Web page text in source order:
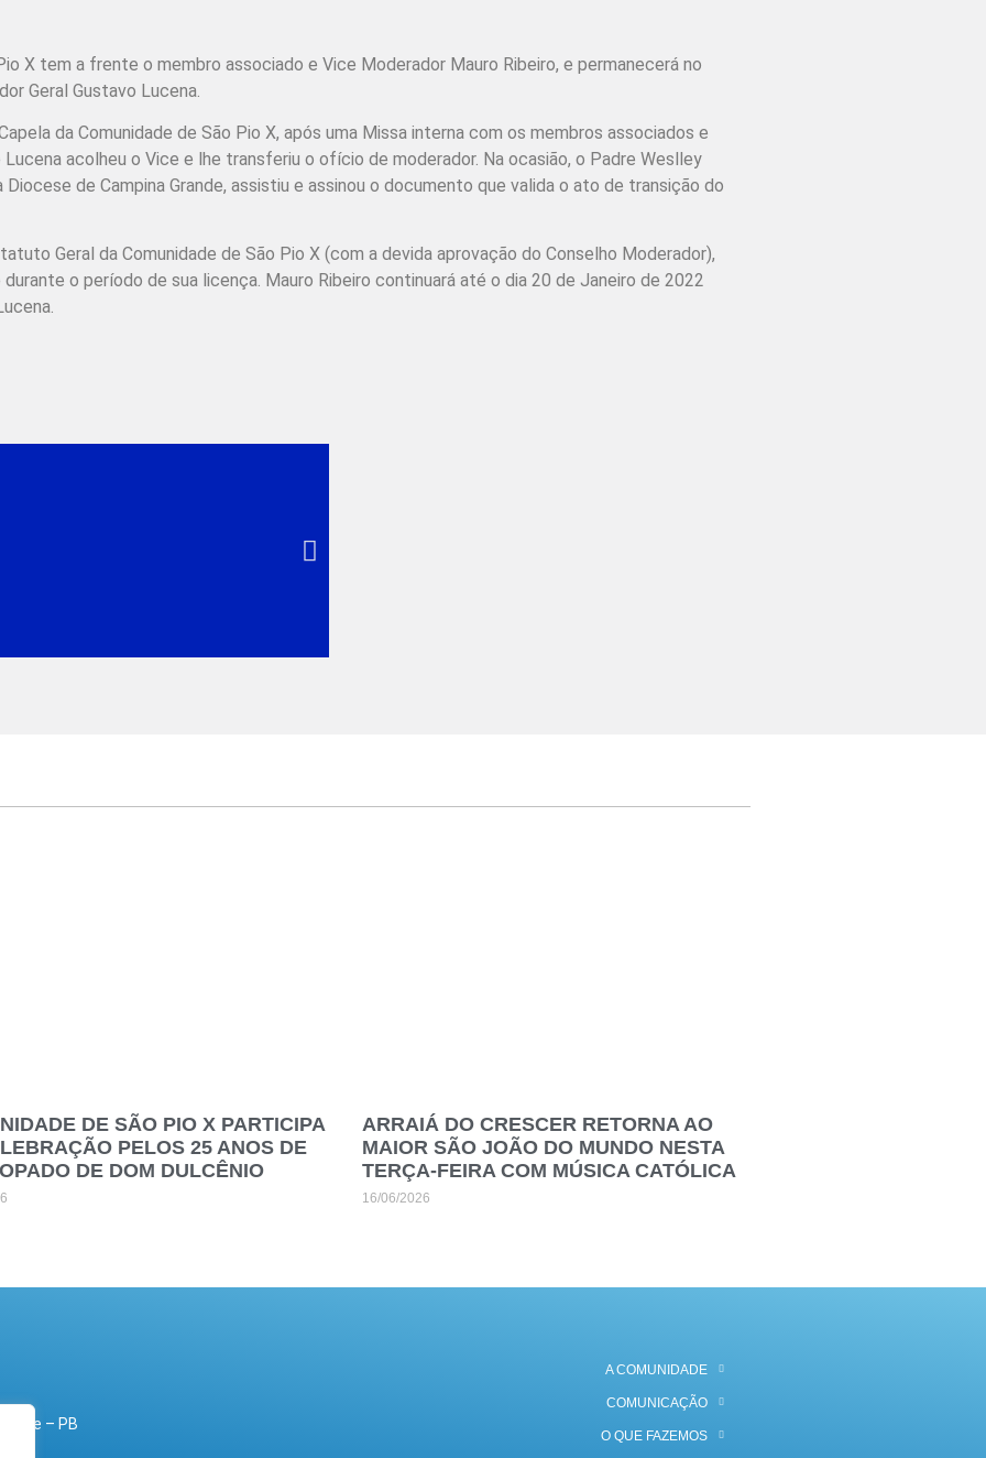
X tem a frente o membro associado e Vice Moderador Mauro Ribeiro, e permanecerá no
Geral Gustavo Lucena.
da Comunidade de São Pio X, após uma Missa interna com os membros associados e
acolheu o Vice e lhe transferiu o ofício de moderador. Na ocasião, o Padre Weslley
de Campina Grande, assistiu e assinou o documento que valida o ato de transição do
Geral da Comunidade de São Pio X (com a devida aprovação do Conselho Moderador),
o período de sua licença. Mauro Ribeiro continuará até o dia 20 de Janeiro de 2022
DE SÃO PIO X PARTICIPA
PELOS 25 ANOS DE
DE DOM DULCÊNIO
ARRAIÁ DO CRESCER RETORNA AO
MAIOR SÃO JOÃO DO MUNDO NESTA
TERÇA-FEIRA COM MÚSICA CATÓLICA
16/06/2026
– PB
A COMUNIDADE
COMUNICAÇÃO
O QUE FAZEMOS